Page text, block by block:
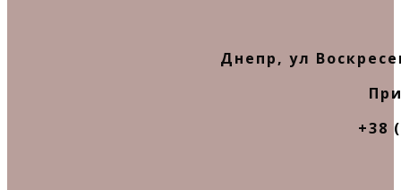
Днепр, ул
+38